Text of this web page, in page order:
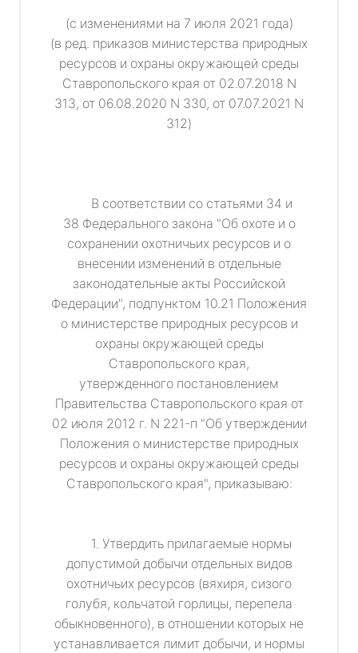
(с изменениями на 7 июля 2021 года)
(в ред. приказов министерства природных
ресурсов и охраны окружающей среды
Ставропольского края от 02.07.2018 N
313, от 06.08.2020 N 330, от 07.07.2021 N
312)
В соответствии со статьями 34 и
38 Федерального закона "Об охоте и о
сохранении охотничьих ресурсов и о
внесении изменений в отдельные
законодательные акты Российской
Федерации", подпунктом 10.21 Положения
о министерстве природных ресурсов и
охраны окружающей среды
Ставропольского края,
утвержденного постановлением
Правительства Ставропольского края от
02 июля 2012 г. N 221-п "Об утверждении
Положения о министерстве природных
ресурсов и охраны окружающей среды
Ставропольского края", приказываю:
1. Утвердить прилагаемые нормы
допустимой добычи отдельных видов
охотничьих ресурсов (вяхиря, сизого
голубя, кольчатой горлицы, перепела
обыкновенного), в отношении которых не
устанавливается лимит добычи, и нормы